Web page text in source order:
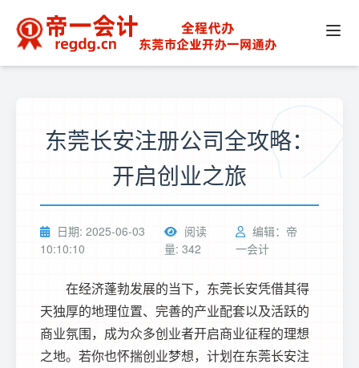
东莞长安注册公司全攻略：
开启创业之旅​
日期: 2025-06-03
10:10:10
阅读
量: 342
编辑：帝
一会计
在经济蓬勃发展的当下，东莞长安凭借其得
天独厚的地理位置、完善的产业配套以及活跃的
商业氛围，成为众多创业者开启商业征程的理想
之地。若你也怀揣创业梦想，计划在东莞长安注